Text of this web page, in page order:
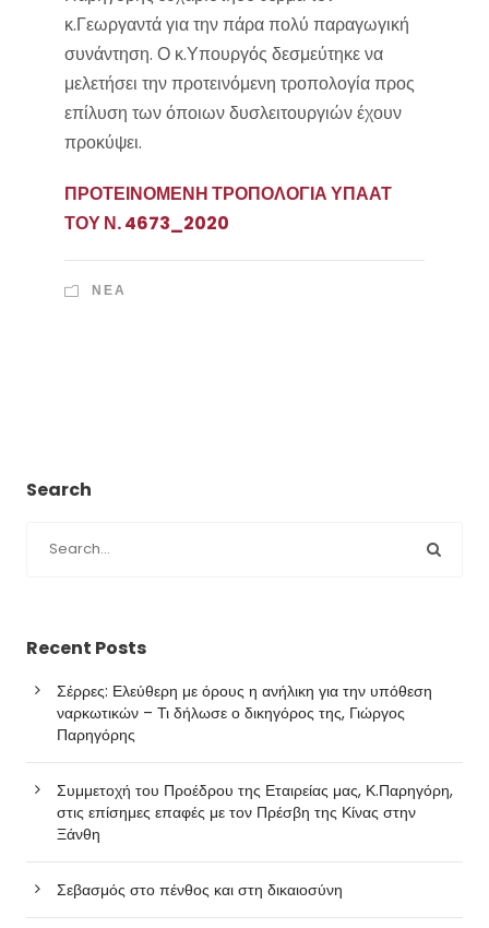
κ.Γεωργαντά για την πάρα πολύ παραγωγική
συνάντηση. Ο κ.Υπουργός δεσμεύτηκε να
μελετήσει την προτεινόμενη τροπολογία προς
επίλυση των όποιων δυσλειτουργιών έχουν
προκύψει.
ΠΡΟΤΕΙΝΟΜΕΝΗ ΤΡΟΠΟΛΟΓΙΑ ΥΠΑΑΤ
ΤΟΥ Ν. 4673_2020
ΝΈΑ
Search
Recent Posts
Σέρρες: Ελεύθερη με όρους η ανήλικη για την υπόθεση
ναρκωτικών – Τι δήλωσε ο δικηγόρος της, Γιώργος
Παρηγόρης
Συμμετοχή του Προέδρου της Εταιρείας μας, Κ.Παρηγόρη,
στις επίσημες επαφές με τον Πρέσβη της Κίνας στην
Ξάνθη
Σεβασμός στο πένθος και στη δικαιοσύνη